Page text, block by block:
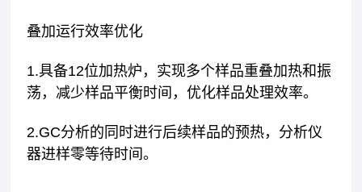
叠加运行效率优化
1.具备12位加热炉，实现多个样品重叠加热和振
荡，减少样品平衡时间，优化样品处理效率。
2.GC分析的同时进行后续样品的预热，分析仪
器进样零等待时间。